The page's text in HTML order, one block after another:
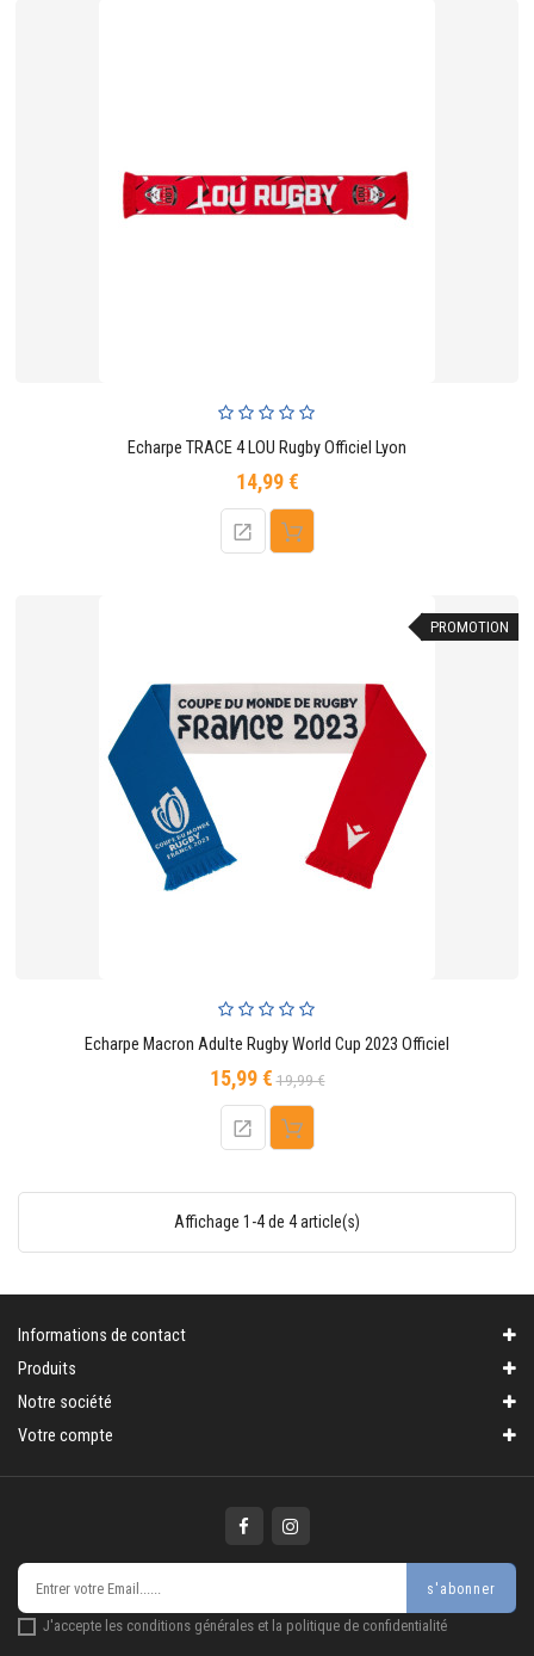
Echarpe TRACE 4 LOU Rugby Officiel Lyon
14,99 €Prix
PROMOTION
Echarpe Macron Adulte Rugby World Cup 2023 Officiel
15,99 €Prix
de
base
19,99 €Prix
Affichage 1-4 de 4 article(s)
Informations de contact
Produits
Notre société
Votre compte
s'abonner
J'accepte les conditions générales et la politique de confidentialité